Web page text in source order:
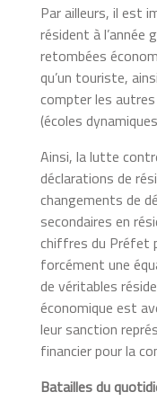
Par ailleurs, il est
résident à l’année
retombées
qu’un touriste,
compter les
(écoles
Ainsi, la lutte
déclarations de
changements de
secondaires en
chiffres du Préfet
forcément une
de véritables
économique est
leur sanction
financier pour la
Batailles du